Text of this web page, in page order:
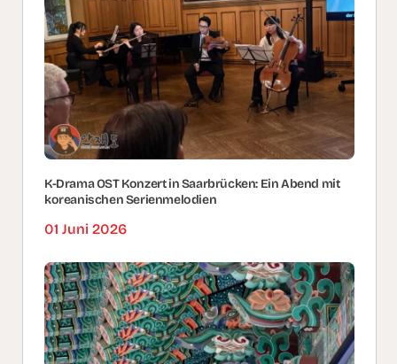
K-Drama OST Konzert in Saarbrücken: Ein Abend mit
koreanischen Serienmelodien
01 Juni 2026